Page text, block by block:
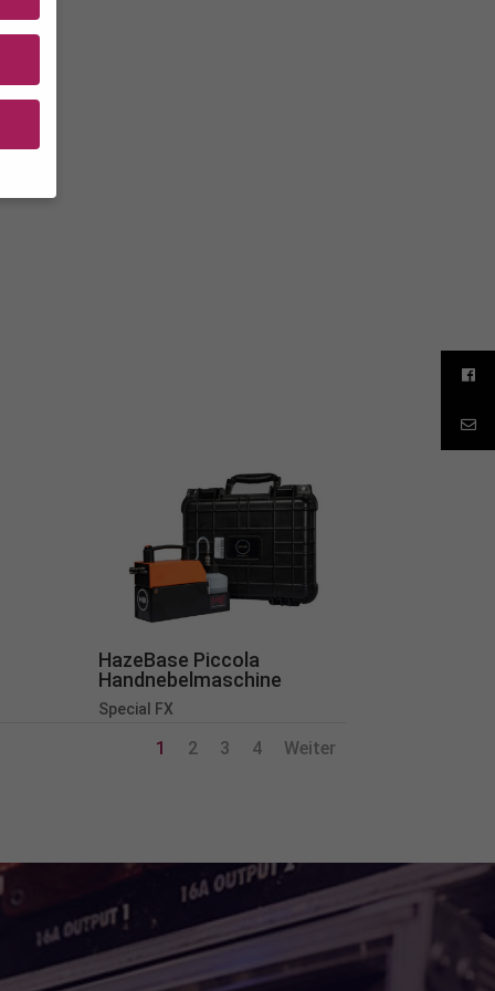
HazeBase Piccola
Handnebelmaschine
Special FX
1 2 3 4 Weiter